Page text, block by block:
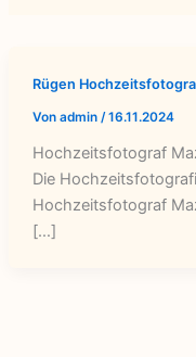
Rügen
Von admin /16.11.2024
Hochzeitsfotograf
Die
Hochzeitsfotograf
[…]